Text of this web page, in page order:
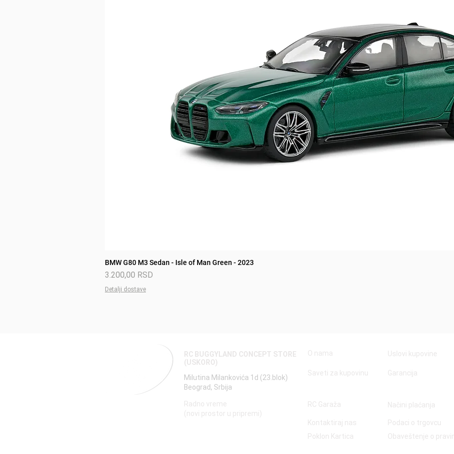
BMW G80 M3 Sedan - Isle of Man Green - 2023
Price
3.200,00 RSD
Detalji dostave
RC BUGGYLAND CONCEPT STORE
(USKORO)
Milutina Milankovića 1d (23.blok)
Beograd, Srbija
Radno vreme
(novi prostor u pripremi)
O nama
Saveti za kupovinu
RC Garaža
Kontaktiraj nas
Poklon Kartica
Uslovi kupovine
Garancija
Načini plaćanja
Podaci o trgovcu
Obaveštenje o